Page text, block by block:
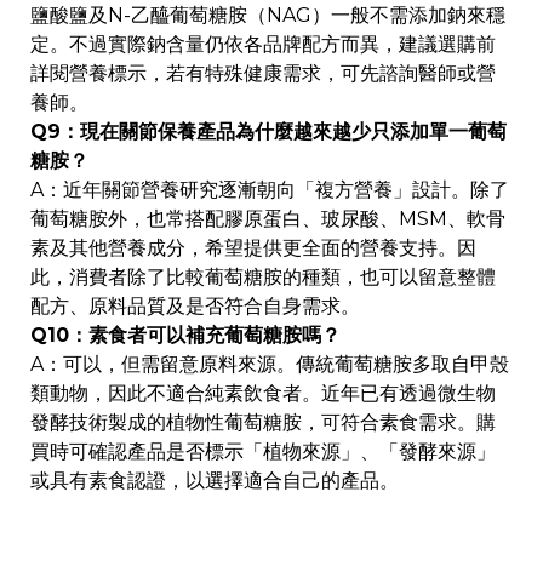
鹽酸鹽及N-乙醯葡萄糖胺（NAG）一般不需添加鈉來穩
定。不過實際鈉含量仍依各品牌配方而異，建議選購前
詳閱營養標示，若有特殊健康需求，可先諮詢醫師或營
養師。
Q9：現在關節保養產品為什麼越來越少只添加單一葡萄
糖胺？
A：近年關節營養研究逐漸朝向「複方營養」設計。除了
葡萄糖胺外，也常搭配膠原蛋白、玻尿酸、MSM、軟骨
素及其他營養成分，希望提供更全面的營養支持。因
此，消費者除了比較葡萄糖胺的種類，也可以留意整體
配方、原料品質及是否符合自身需求。
Q10：素食者可以補充葡萄糖胺嗎？
A：可以，但需留意原料來源。傳統葡萄糖胺多取自甲殼
類動物，因此不適合純素飲食者。近年已有透過微生物
發酵技術製成的植物性葡萄糖胺，可符合素食需求。購
買時可確認產品是否標示「植物來源」、「發酵來源」
或具有素食認證，以選擇適合自己的產品。